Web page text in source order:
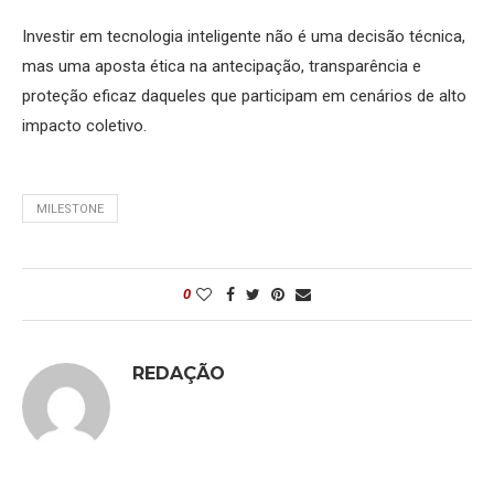
Investir em tecnologia inteligente não é uma decisão técnica,
mas uma aposta ética na antecipação, transparência e
proteção eficaz daqueles que participam em cenários de alto
impacto coletivo.
MILESTONE
0
REDAÇÃO